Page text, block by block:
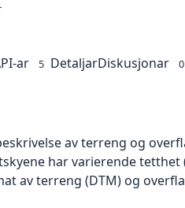
ar 5 DetaljarDiskusjonar 0
av terreng og
har varierende
av terreng (DTM) og